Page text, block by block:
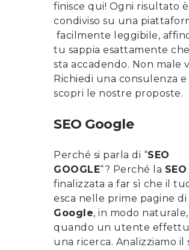
finisce qui! Ogni risultato è
condiviso su una
facilmente leggibile,
tu sappia esattamente
sta accadendo. Non male
Richiedi una consulenza e
scopri le nostre proposte.
SEO Google
Perché si parla di “SEO
GOOGLE“? Perché la SEO
finalizzata a far sì che il
esca nelle prime pagine di
Google, in modo naturale,
quando un utente
una ricerca. Analizziamo il